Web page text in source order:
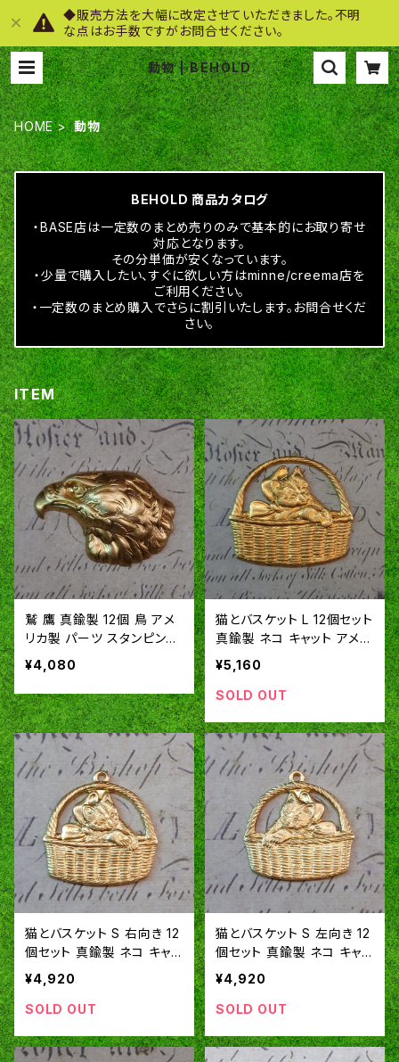
◆販売方法を大幅に改定させていただきました。不明
な点はお手数ですがお問合せください。
動物 | BEHOLD
HOME 動物
BEHOLD 商品カタログ
・BASE店は一定数のまとめ売りのみで基本的にお取り寄せ
対応となります。
その分単価が安くなっています。
・少量で購入したい、すぐに欲しい方はminne/creema店を
ご利用ください。
・一定数のまとめ購入でさらに割引いたします。お問合せくだ
さい。
ITEM
鷲 鷹 真鍮製 12個 鳥 アメ
リカ製 パーツ スタンピング
ヴィンテージ風 SA319
¥4,080
猫とバスケット L 12個セット
真鍮製 ネコ キャット アメリ
カ製 パーツ チャーム スタ
ンピング ヴィンテージ風 S
A330
¥5,160
SOLD OUT
猫とバスケット S 右向き 12
個セット 真鍮製 ネコ キャッ
ト アメリカ製 パーツ チャー
ム スタンピング ヴィンテー
ジ風 SA331
¥4,920
SOLD OUT
猫とバスケット S 左向き 12
個セット 真鍮製 ネコ キャッ
ト アメリカ製 パーツ チャー
ム スタンピング ヴィンテー
ジ風 SA332
¥4,920
SOLD OUT